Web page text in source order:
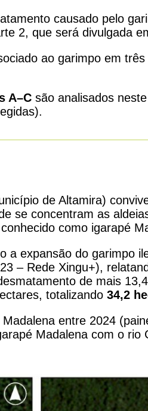
causado pelo
2, que será divulgada
ao garimpo em três
A–C são analisados
de Altamira)
se concentram as
como igarapé
expansão do garimpo
– Rede Xingu+),
de mais
totalizando 34,2
entre 2024
Madalena com o